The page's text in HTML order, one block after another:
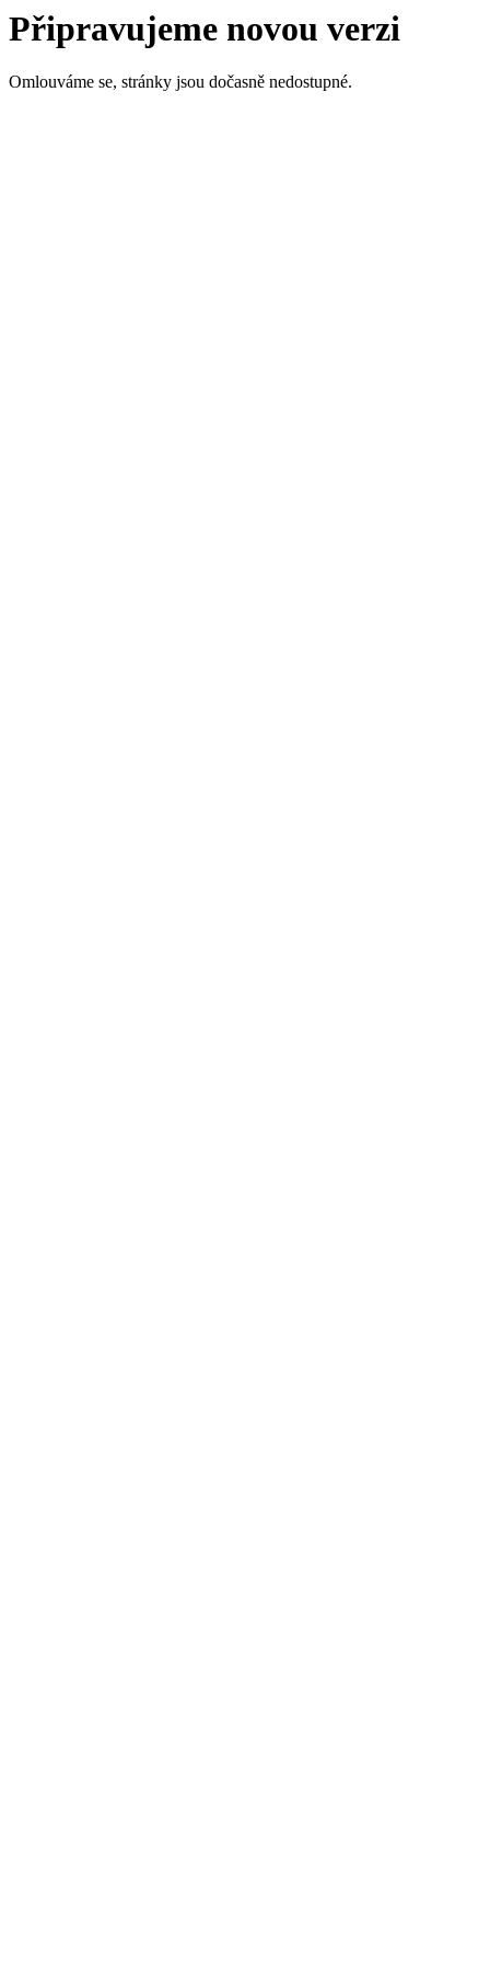
Připravujeme novou verzi
Omlouváme se, stránky jsou dočasně nedostupné.